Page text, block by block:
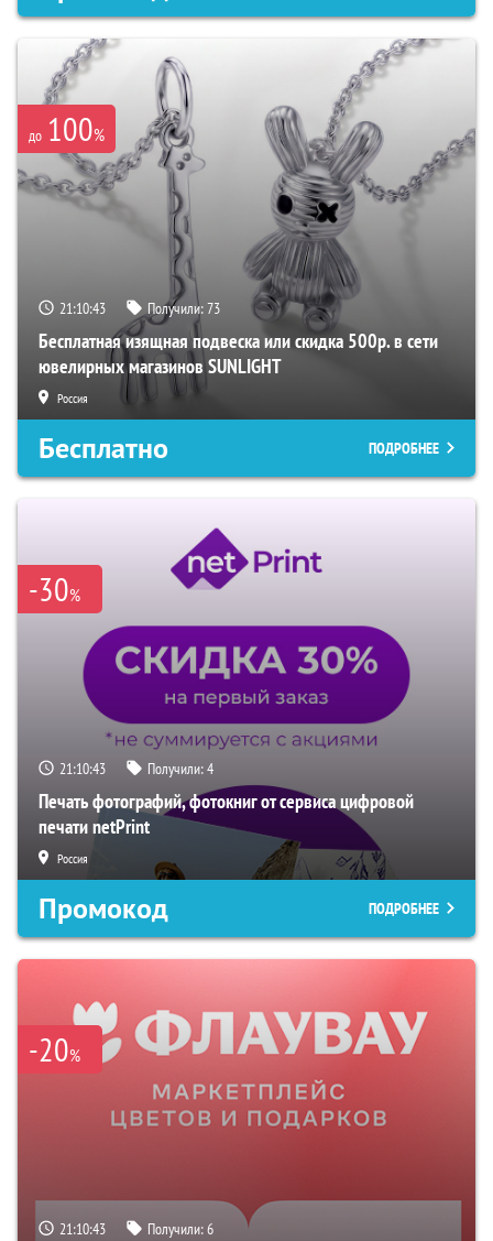
до 100%
21:10:42 Получили:73
Бесплатная изящная подвеска или скидка 500р. в сети
ювелирных магазинов SUNLIGHT
Россия
Бесплатно ПОДРОБНЕЕ
-30%
21:10:42 Получили:4
Печать фотографий, фотокниг от сервиса цифровой
печати netPrint
Россия
Промокод ПОДРОБНЕЕ
-20%
21:10:42 Получили:6